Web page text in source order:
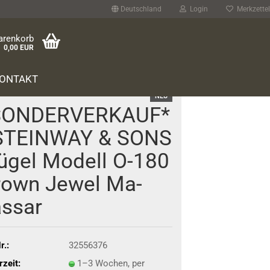
Deutschland Login Merkzettel
0,00 EUR
NEU
& SONS
Mo­dell O-180
Jewel Ma­
32556376
1–3 Wochen, per